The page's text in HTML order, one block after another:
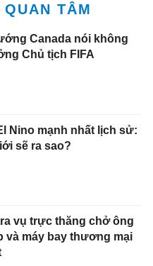
TÂM
Canada nói không
Chủ tịch FIFA
Nino mạnh nhất lịch sử:
sẽ ra sao?
vụ trực thăng chở ông
và máy bay thương mại